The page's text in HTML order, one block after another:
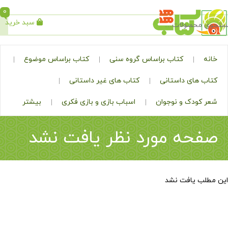
جستجو سبد خرید
0
کتاب براساس گروه سنی کتاب براساس موضوع
داستانی کتاب های غیر داستانی
و نوجوان اسباب بازی و بازی فکری بیشتر
مورد نظر یافت نشد
نشد